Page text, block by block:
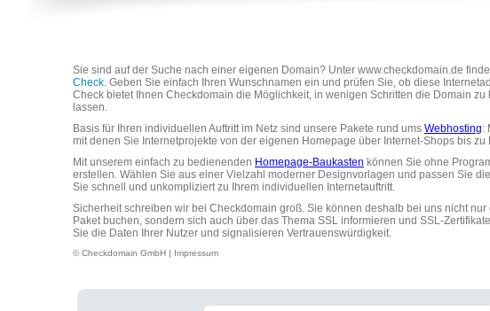
Sie sind auf der Suche nach einer eigenen Domain? Unter www.checkdomain.de
Check. Geben Sie einfach Ihren Wunschnamen ein und prüfen Sie, ob diese
Check bietet Ihnen Checkdomain die Möglichkeit, in wenigen Schritten die Domain
lassen.
Basis für Ihren individuellen Auftritt im Netz sind unsere Pakete rund ums Webhosting:
mit denen Sie Internetprojekte von der eigenen Homepage über Internet-Shops bis
Mit unserem einfach zu bedienenden Homepage-Baukasten können Sie ohne
erstellen. Wählen Sie aus einer Vielzahl moderner Designvorlagen und passen Sie
Sie schnell und unkompliziert zu Ihrem individuellen Internetauftritt.
Sicherheit schreiben wir bei Checkdomain groß. Sie können deshalb bei uns nicht nur
Paket buchen, sondern sich auch über das Thema SSL informieren und SSL-
Sie die Daten Ihrer Nutzer und signalisieren Vertrauenswürdigkeit.
© Checkdomain GmbH | Impressum